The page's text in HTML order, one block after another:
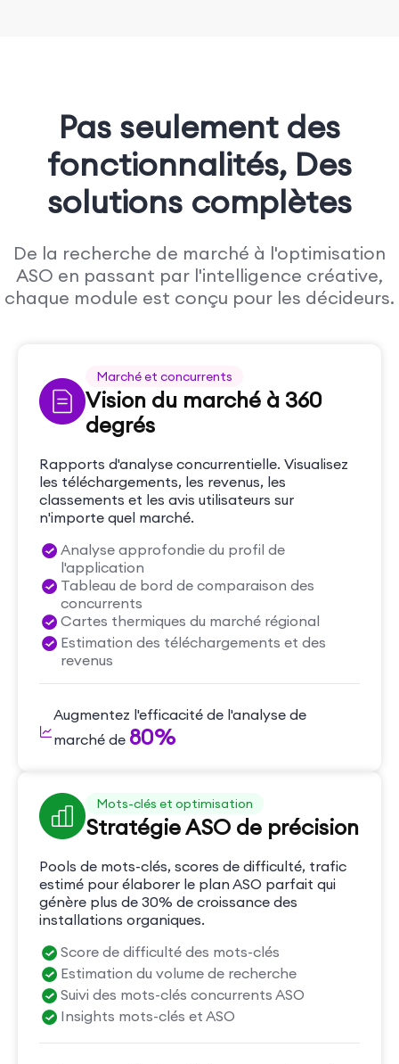
Pas seulement des
fonctionnalités, Des
solutions complètes
De la recherche de marché à l'optimisation
ASO en passant par l'intelligence créative,
chaque module est conçu pour les décideurs.
Marché et concurrents
Vision du marché à 360
degrés
Rapports d'analyse concurrentielle. Visualisez
les téléchargements, les revenus, les
classements et les avis utilisateurs sur
n'importe quel marché.
Analyse approfondie du profil de
l'application
Tableau de bord de comparaison des
concurrents
Cartes thermiques du marché régional
Estimation des téléchargements et des
revenus
Augmentez l'efficacité de l'analyse de
marché de 80%
Mots-clés et optimisation
Stratégie ASO de précision
Pools de mots-clés, scores de difficulté, trafic
estimé pour élaborer le plan ASO parfait qui
génère plus de 30% de croissance des
installations organiques.
Score de difficulté des mots-clés
Estimation du volume de recherche
Suivi des mots-clés concurrents ASO
Insights mots-clés et ASO